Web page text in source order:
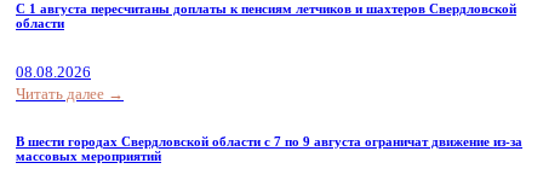
С 1 августа пересчитаны доплаты к пенсиям летчиков и шахтеров Свердловской
области
08.08.2026
Читать далее →
В шести городах Свердловской области с 7 по 9 августа ограничат движение из-за
массовых мероприятий